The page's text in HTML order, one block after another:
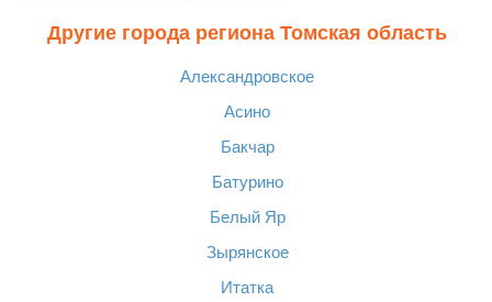
Другие города региона Томская область
Александровское
Асино
Бакчар
Батурино
Белый Яр
Зырянское
Итатка